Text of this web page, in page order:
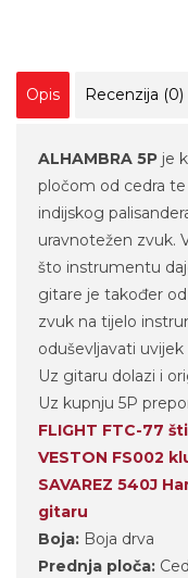
Opis Recenzija (0)
ALHAMBRA 5P je
pločom od cedra
indijskog
uravnotežen zvuk.
što instrumentu
gitare je također
zvuk na tijelo
oduševljavati uvijek
Uz gitaru dolazi i
Uz kupnju 5P
FLIGHT FTC-77
VESTON FS002
SAVAREZ 540J
gitaru
Boja: Boja drva
Prednja ploča: